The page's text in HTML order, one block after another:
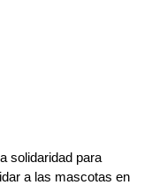
solidaridad para
a las mascotas en